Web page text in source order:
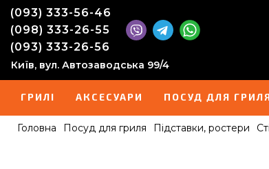
(093) 333-56-46
(098) 333-26-55
(093) 333-26-56
Київ, вул. Автозаводська 99/4
ГРИЛІ АКСЕСУАРИ ПОСУД ДЛЯ
Головна Посуд для гриля Підставки, ростери